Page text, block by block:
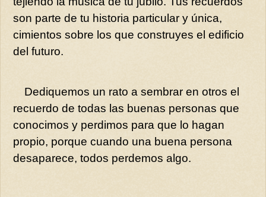
son parte de tu historia particular y única,
cimientos sobre los que construyes el edificio
del futuro.
Dediquemos un rato a sembrar en otros el
recuerdo de todas las buenas personas que
conocimos y perdimos para que lo hagan
propio, porque cuando una buena persona
desaparece, todos perdemos algo.